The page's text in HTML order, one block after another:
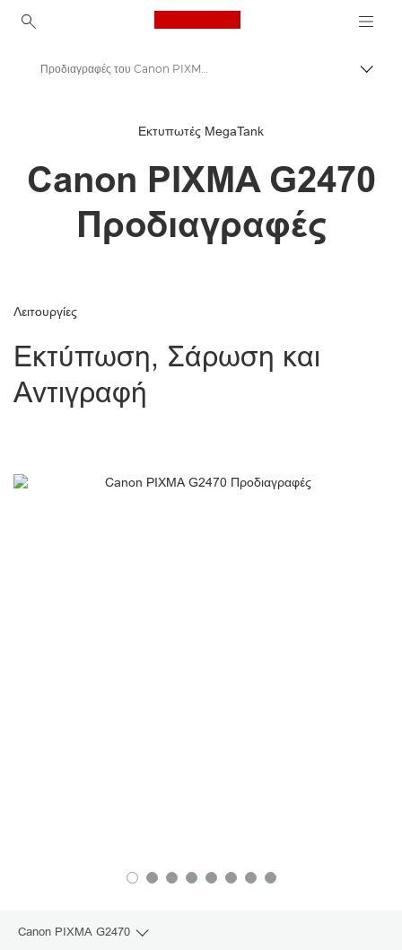
Canon Logo, back to
Εκτυπωτής Canon PIXMA G2470
Προδιαγραφές του Canon PIXMA G2470
Εκτυπωτές MegaTank
Canon PIXMA G2470
Προδιαγραφές
Λειτουργίες
Εκτύπωση, Σάρωση και
Αντιγραφή
Canon PIXMA G2470
Toggle breadcrumbs